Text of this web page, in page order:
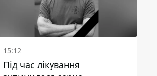
15:12
Під час лікування